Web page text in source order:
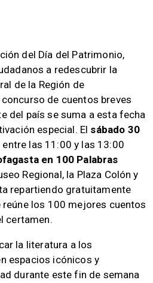
del Día del Patrimonio,
a redescubrir la
de la Región de
de cuentos breves
del país se suma a esta fecha
especial. El sábado 30
entre las 11:00 y las 13:00
en 100 Palabras
Regional, la Plaza Colón y
repartiendo gratuitamente
los 100 mejores cuentos
certamen.
la literatura a los
espacios icónicos y
durante este fin de semana